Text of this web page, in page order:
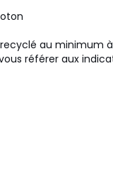
au minimum à
référer aux